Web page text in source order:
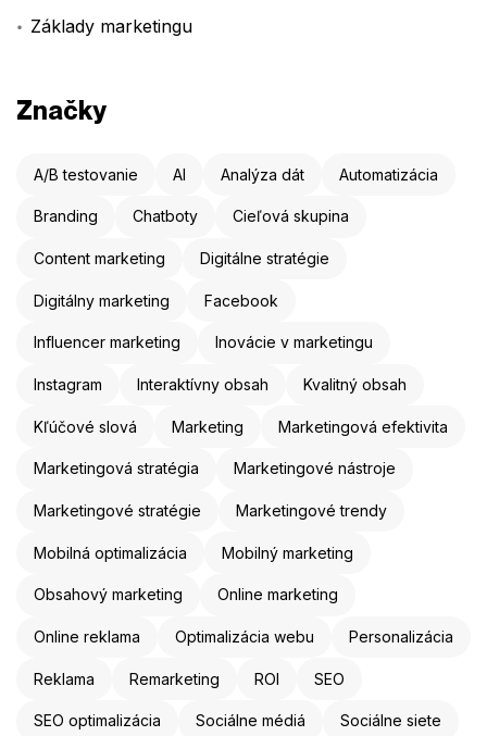
Základy marketingu
Značky
A/B testovanie AI Analýza dát Automatizácia
Branding Chatboty Cieľová skupina
Content marketing Digitálne stratégie
Digitálny marketing Facebook
Influencer marketing Inovácie v marketingu
Instagram Interaktívny obsah Kvalitný obsah
Kľúčové slová Marketing Marketingová efektivita
Marketingová stratégia Marketingové nástroje
Marketingové stratégie Marketingové trendy
Mobilná optimalizácia Mobilný marketing
Obsahový marketing Online marketing
Online reklama Optimalizácia webu Personalizácia
Reklama Remarketing ROI SEO
SEO optimalizácia Sociálne médiá Sociálne siete